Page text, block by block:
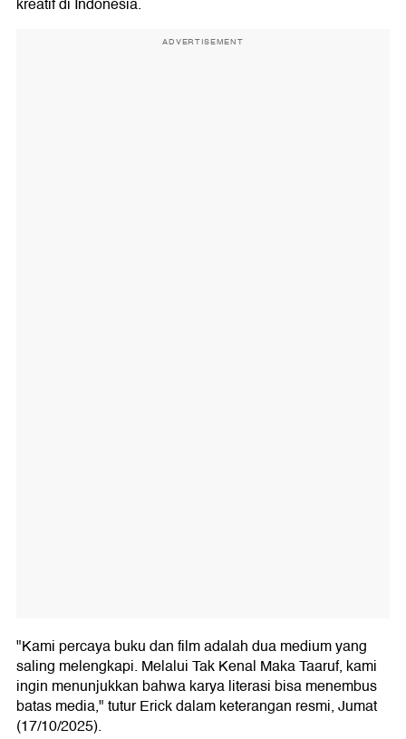
ADVERTISEMENT
"Kami percaya buku dan film adalah dua medium yang
saling melengkapi. Melalui Tak Kenal Maka Taaruf, kami
ingin menunjukkan bahwa karya literasi bisa menembus
batas media," tutur Erick dalam keterangan resmi, Jumat
(17/10/2025).